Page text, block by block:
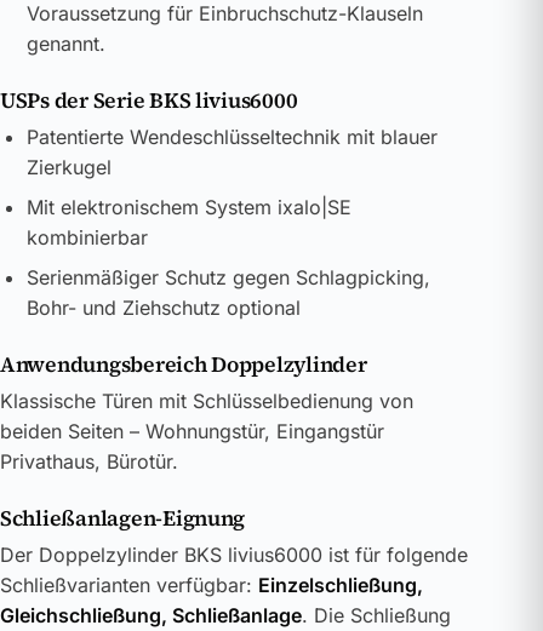
Voraussetzung für Einbruchschutz-Klauseln
genannt.
USPs der Serie BKS livius6000
Patentierte Wendeschlüsseltechnik mit blauer
Zierkugel
Mit elektronischem System ixalo|SE
kombinierbar
Serienmäßiger Schutz gegen Schlagpicking,
Bohr- und Ziehschutz optional
Anwendungsbereich Doppelzylinder
Klassische Türen mit Schlüsselbedienung von
beiden Seiten – Wohnungstür, Eingangstür
Privathaus, Bürotür.
Schließanlagen-Eignung
Der Doppelzylinder BKS livius6000 ist für folgende
Schließvarianten verfügbar: Einzelschließung,
Gleichschließung, Schließanlage. Die Schließung